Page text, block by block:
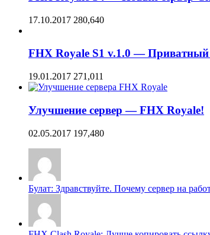
17.10.2017 280,640
FHX Royale S1 v.1.0 — Приватный
19.01.2017 271,011
Улучшение сервер — FHX Royale!
02.05.2017 197,480
Булат: Здравствуйте. Почему сервер на